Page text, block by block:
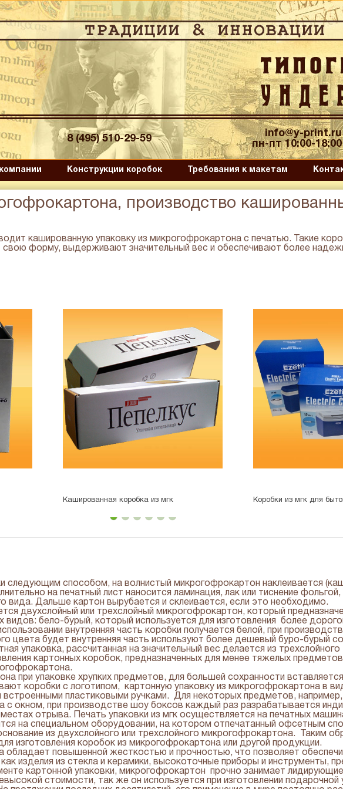
8 (495) 510-29-59
info@y-print.ru
пн-пт 10:00-18:00
Конструкции коробок Требования к макетам
производство
кашированную упаковку из микрогофрокартона с печатью. Такие
форму, выдерживают значительный вес и обеспечивают более
Кашированная коробка из мгк Коробки из мгк для
следующим способом, на волнистый микрогофрокартон наклеивается
на печатный лист наносится ламинация, лак или тиснение фольгой,
вида. Дальше картон вырубается и склеивается, если это необходимо.
двухслойный или трехслойный микрогофрокартон, который
бело-бурый, который используется для изготовления более
внутренняя часть коробки получается белой, при
цвета будет внутренняя часть используют более дешевый буро-бурый
упаковка, рассчитанная на значительный вес делается из трехслойного
картонных коробок, предназначенных для менее тяжелых
при упаковке хрупких предметов, для большей сохранности
коробки с логотипом, картонную упаковку из микрогофрокартона в
пластиковыми ручками. Для некоторых предметов, например,
с окном, при производстве шоу боксов каждый раз разрабатывается
отрыва. Печать упаковки из мгк осуществляется на печатных
на специальном оборудовании, на котором отпечатанный офсетным
из двухслойного или трехслойного микрогофрокартона. Таким
изготовления коробок из микрогофрокартона или другой продукции.
обладает повышенной жесткостью и прочностью, что позволяет
как изделия из стекла и керамики, высокоточные приборы и инструменты,
картонной упаковки, микрогофрокартон прочно занимает
стоимости, так же он используется при изготовлении подарочной